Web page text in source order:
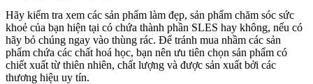
Hãy kiểm tra xem các sản phẩm làm đẹp, sản phẩm chăm sóc sức
khoẻ của bạn hiện tại có chứa thành phần SLES hay không, nếu có
hãy bỏ chúng ngay vào thùng rác. Để tránh mua nhầm các sản
phẩm chứa các chất hoá học, bạn nên ưu tiên chọn sản phẩm có
chiết xuất từ thiên nhiên, chất lượng và được sản xuất bởi các
thương hiệu uy tín.